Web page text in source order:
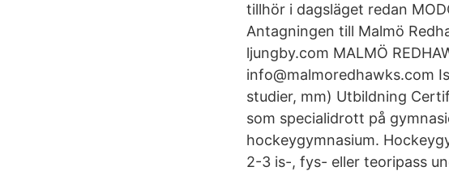
tillhör i dagsläget redan
Antagningen till Malmö
ljungby.com MALMÖ
info@malmoredhawks.com
studier, mm) Utbildning
som specialidrott på
hockeygymnasium.
2-3 is-, fys- eller teoripass